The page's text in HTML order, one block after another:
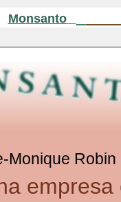
Monsanto
Monique Robin
empresa